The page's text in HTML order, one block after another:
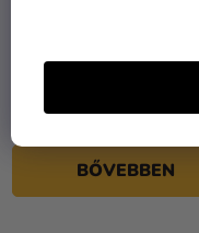
király - piros
8 990 Ft
BŐVEBBEN